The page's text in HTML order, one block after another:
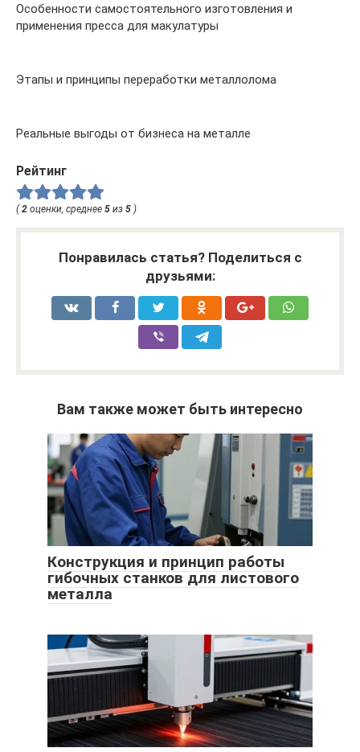
Особенности самостоятельного изготовления и
применения пресса для макулатуры
Этапы и принципы переработки металлолома
Реальные выгоды от бизнеса на металле
Рейтинг
(2 оценки, среднее 5 из 5 )
Понравилась статья? Поделиться с
друзьями:
Вам также может быть интересно
Конструкция и принцип работы
гибочных станков для листового
металла